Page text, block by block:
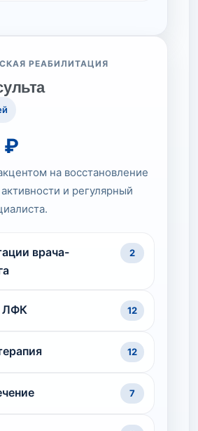
РЕАБИЛИТАЦИЯ
₽
на восстановление
и регулярный
врача-
2
ЛФК 12
12
7